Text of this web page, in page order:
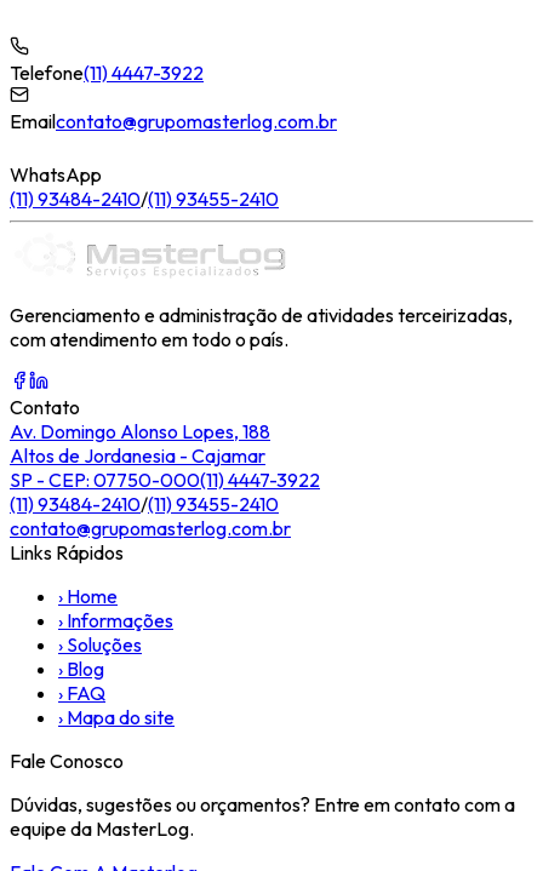
Telefone(11) 4447-3922
Emailcontato@grupomasterlog.com.br
WhatsApp
(11) 93484-2410/(11) 93455-2410
Gerenciamento e administração de atividades terceirizadas,
com atendimento em todo o país.
Contato
Av. Domingo Alonso Lopes, 188
Altos de Jordanesia - Cajamar
SP - CEP: 07750-000(11) 4447-3922
(11) 93484-2410/(11) 93455-2410
contato@grupomasterlog.com.br
Links Rápidos
› Home
› Informações
› Soluções
› Blog
› FAQ
› Mapa do site
Fale Conosco
Dúvidas, sugestões ou orçamentos? Entre em contato com a
equipe da MasterLog.